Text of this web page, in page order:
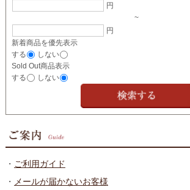
円
~
円
新着商品を優先表示
する
しない
Sold Out商品表示
する
しない
・ ご利用ガイド
・ メールが届かないお客様